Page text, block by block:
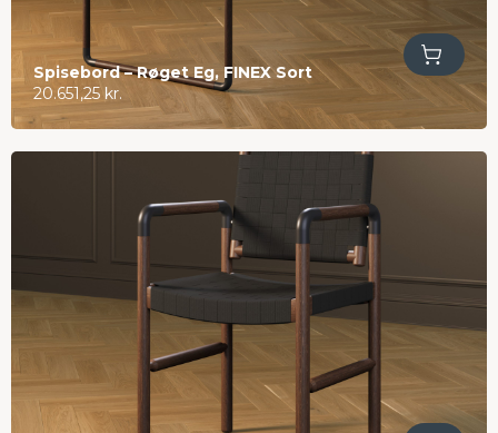
Spisebord – Røget Eg, FINEX Sort
20.651,25 kr.
Tilføj til kurv